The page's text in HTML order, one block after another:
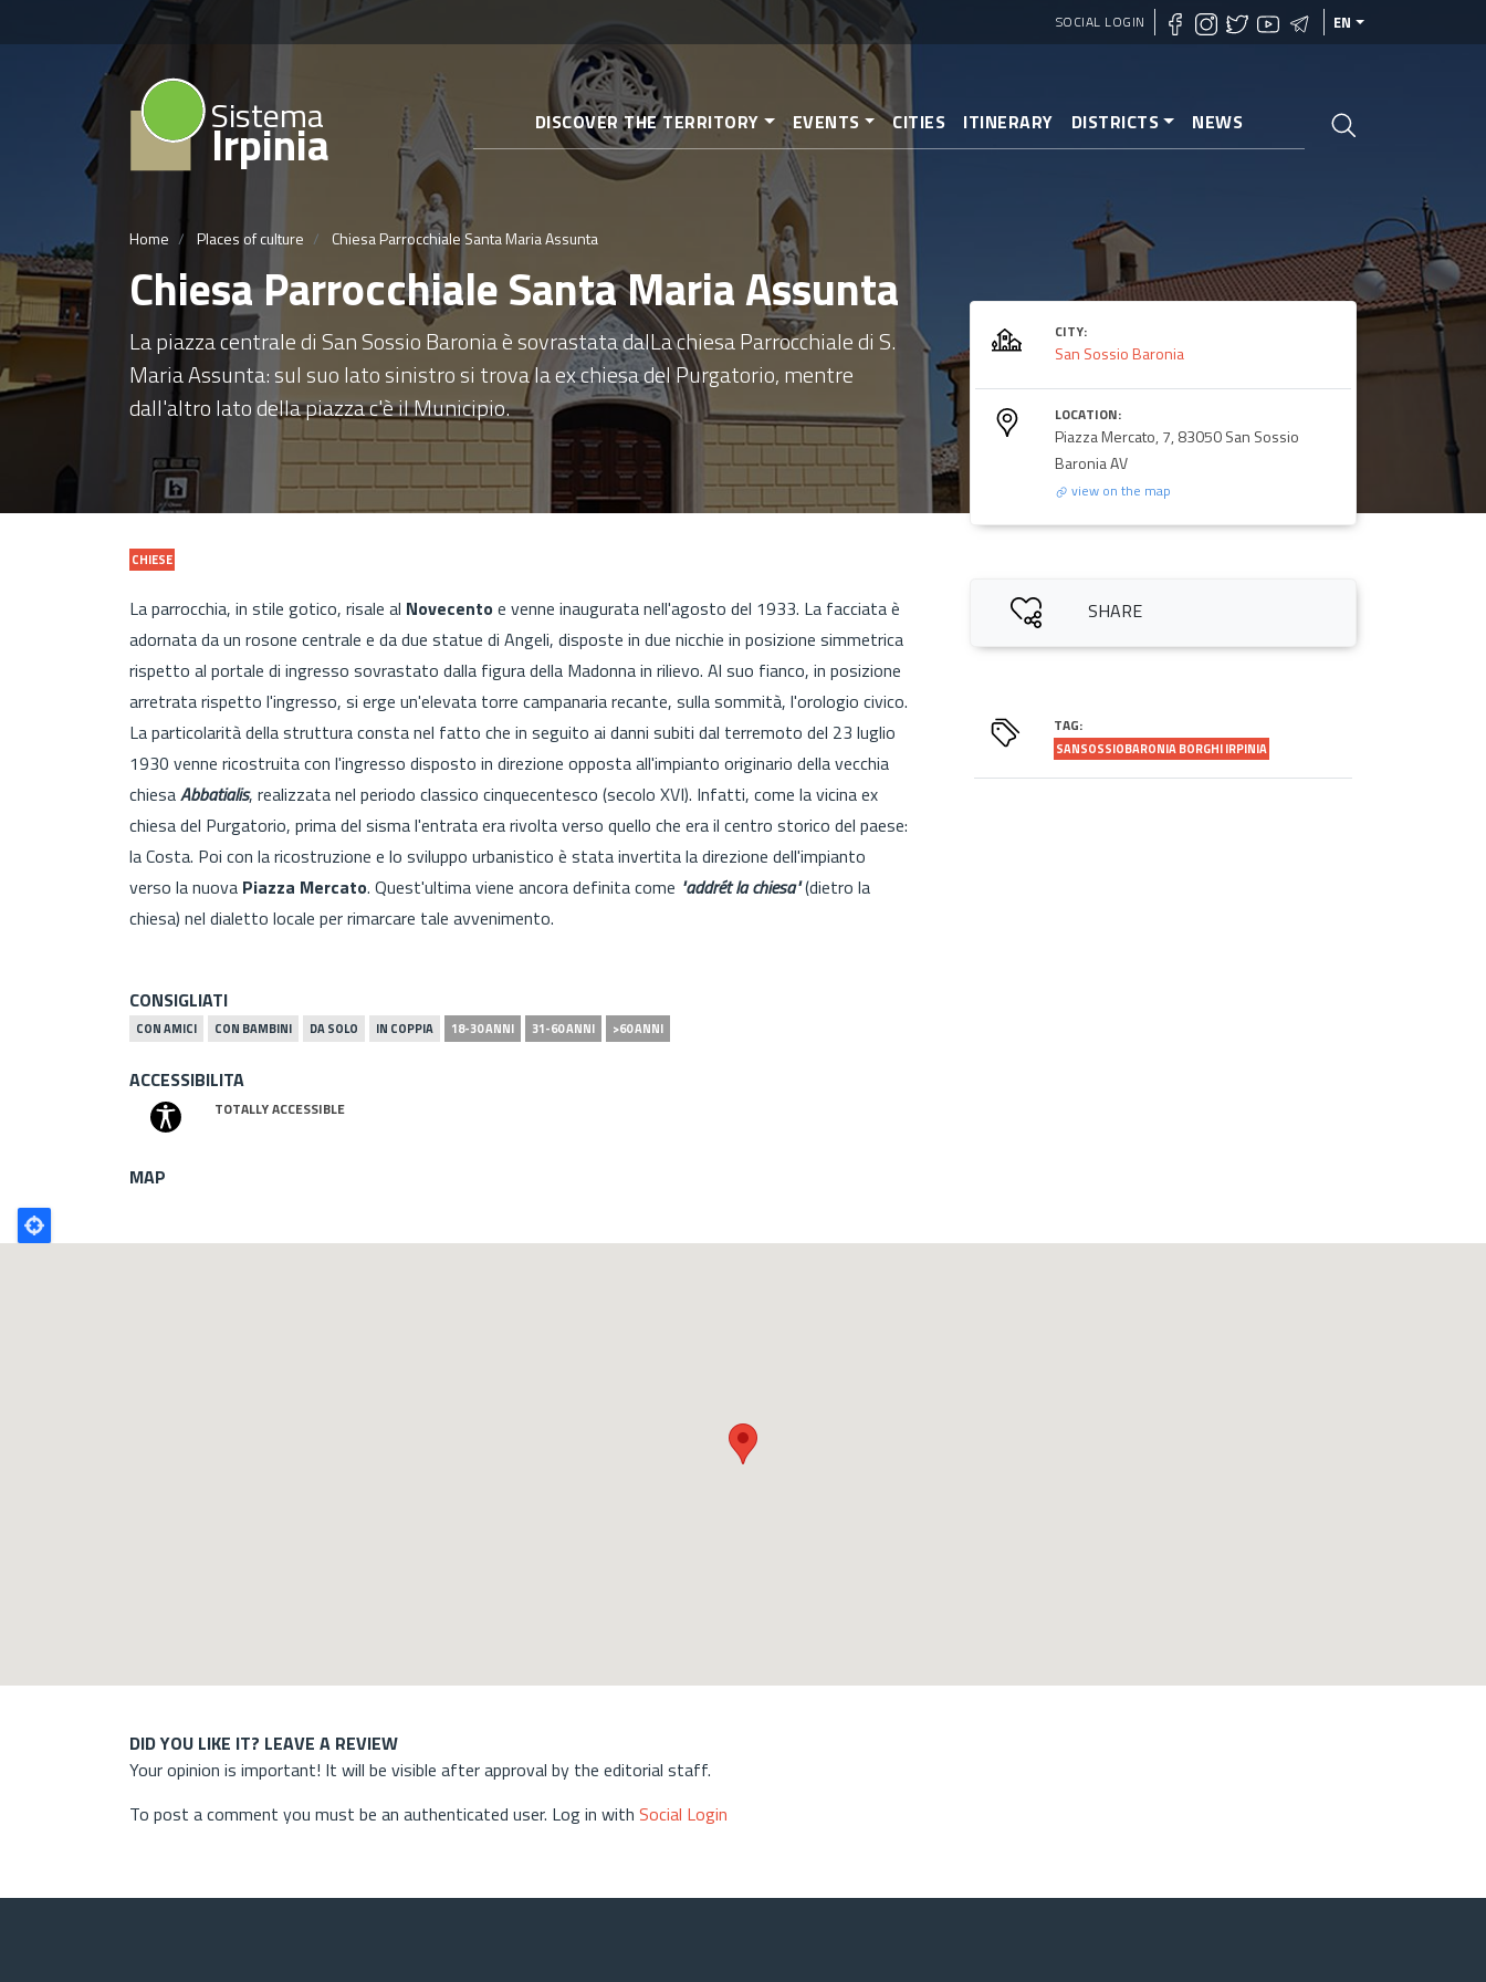
Skip
to
SOCIAL LOGIN EN
Sistema
Irpinia DISCOVER THE TERRITORY EVENTS CITIES ITINERARY DISTRICTS NEWS
Home Places of culture Chiesa Parrocchiale Santa Maria Assunta
Chiesa Parrocchiale Santa Maria Assunta
La piazza centrale di San Sossio Baronia è sovrastata dalLa chiesa Parrocchiale di S.
Maria Assunta: sul suo lato sinistro si trova la ex chiesa del Purgatorio, mentre
dall'altro lato della piazza c'è il Municipio.
CHIESE
La parrocchia, in stile gotico, risale al Novecentoe venne inaugurata nell'agosto del 1933. La facciata è
adornata da un rosone centrale e da due statue di Angeli, disposte in due nicchie in posizione simmetrica
rispetto al portale di ingresso sovrastato dalla figura della Madonna in rilievo. Al suo fianco, in posizione
arretrata rispetto l'ingresso, si erge un'elevata torre campanaria recante, sulla sommità, l'orologio civico.
La particolarità della struttura consta nel fatto che in seguito ai danni subiti dal terremoto del 23 luglio
1930 venne ricostruita con l'ingresso disposto in direzione opposta all'impianto originario della vecchia
chiesaAbbatialis, realizzata nel periodo classico cinquecentesco (secolo XVI). Infatti, come la vicina ex
chiesa del Purgatorio, prima del sisma l'entrata era rivolta verso quello che era il centro storico del paese:
la Costa. Poi con la ricostruzione e lo sviluppo urbanistico è stata invertita la direzione dell'impianto
verso la nuova Piazza Mercato. Quest'ultima viene ancora definita come "addrét la chiesa"(dietro la
chiesa) nel dialetto locale per rimarcare tale avvenimento.
CONSIGLIATI
CON AMICI CON BAMBINI DA SOLO IN COPPIA 18-30 ANNI 31-60 ANNI >60 ANNI
ACCESSIBILITA
TOTALLY ACCESSIBLE
CITY:
San Sossio Baronia
LOCATION:
Piazza Mercato, 7, 83050 San Sossio
Baronia AV
view on the map
SHARE
TAG:
SANSOSSIOBARONIA BORGHI IRPINIA
MAP
Poligono
GEO
DID YOU LIKE IT? LEAVE A REVIEW
Your opinion is important! It will be visible after approval by the editorial staff.
To post a comment you must be an authenticated user. Log in with Social Login